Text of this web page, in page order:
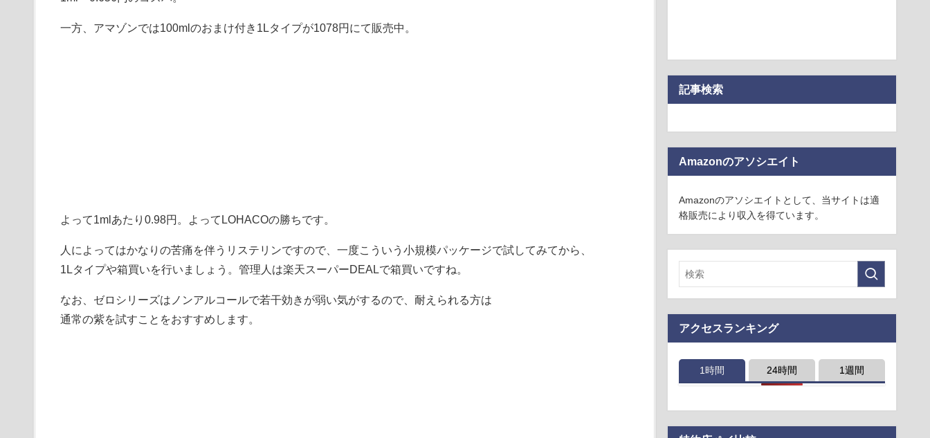
一方、アマゾンでは100mlのおまけ付き1Lタイプが1078円にて販売中。
よって1mlあたり0.98円。よってLOHACOの勝ちです。
人によってはかなりの苦痛を伴うリステリンですので、一度こういう小規模パッケージで試してみてから、
1Lタイプや箱買いを行いましょう。管理人は楽天スーパーDEALで箱買いですね。
なお、ゼロシリーズはノンアルコールで若干効きが弱い気がするので、耐えられる方は
通常の紫を試すことをおすすめします。
記事検索
Amazonのアソシエイト
Amazonのアソシエイトとして、当サイトは適
格販売により収入を得ています。
アクセスランキング
1時間 24時間 1週間